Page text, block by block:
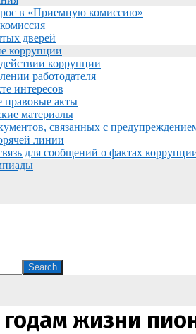
в «Приемную комиссию»
дверей
коррупции
коррупции
работодателя
интересов
правовые акты
материалы
связанных с
линии
для сообщений о фактах
годам жизни